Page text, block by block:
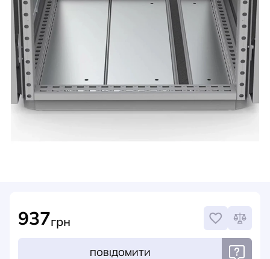
НОВИНИ
КОНТАКТИ
СИСТЕМИ ШИНОПРОВОДІВ ТА СТРУМОПРОВОДІВ
937грн
ПОВІДОМИТИ